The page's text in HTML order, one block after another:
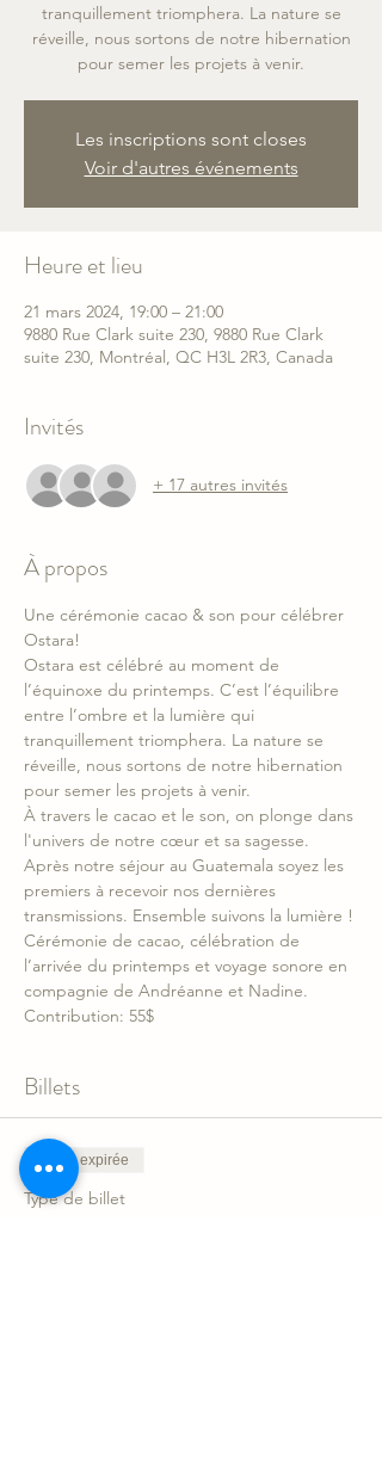
tranquillement triomphera. La nature se
réveille, nous sortons de notre hibernation
pour semer les projets à venir.
Les inscriptions sont closes
Voir d'autres événements
Heure et lieu
21 mars 2024, 19:00 – 21:00
9880 Rue Clark suite 230, 9880 Rue Clark
suite 230, Montréal, QC H3L 2R3, Canada
Invités
+ 17 autres invités
À propos
Une cérémonie cacao & son pour célébrer
Ostara!
Ostara est célébré au moment de
l’équinoxe du printemps. C’est l’équilibre
entre l’ombre et la lumière qui
tranquillement triomphera. La nature se
réveille, nous sortons de notre hibernation
pour semer les projets à venir.
À travers le cacao et le son, on plonge dans
l'univers de notre cœur et sa sagesse.
Après notre séjour au Guatemala soyez les
premiers à recevoir nos dernières
transmissions. Ensemble suivons la lumière !
Cérémonie de cacao, célébration de
l’arrivée du printemps et voyage sonore en
compagnie de Andréanne et Nadine.
Contribution: 55$
Billets
Vente expirée
Type de billet